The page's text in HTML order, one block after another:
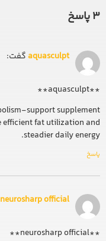
3 پاسخ
aquasculptگفت:
**aquasculpt**
support supplement
fat utilization and
steadier daily energy.
پاسخ
neurosharp official
**neurosharp official**